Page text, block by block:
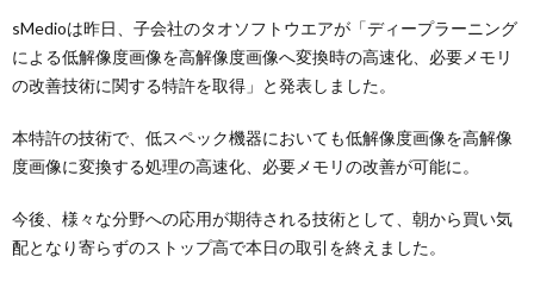
sMedioは昨日、子会社のタオソフトウエアが「ディープラーニング
による低解像度画像を高解像度画像へ変換時の高速化、必要メモリ
の改善技術に関する特許を取得」と発表しました。
本特許の技術で、低スペック機器においても低解像度画像を高解像
度画像に変換する処理の高速化、必要メモリの改善が可能に。
今後、様々な分野への応用が期待される技術として、朝から買い気
配となり寄らずのストップ高で本日の取引を終えました。